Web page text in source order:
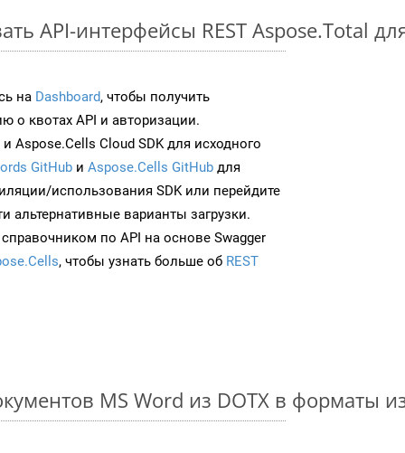
API-интерфейсы REST Aspose.Total
на Dashboard, чтобы получить
о квотах API и авторизации.
Aspose.Cells Cloud SDK для исходного
GitHub и Aspose.Cells GitHub для
использования SDK или перейдите
альтернативные варианты загрузки.
по API на основе Swagger
, чтобы узнать больше об REST
MS Word из DOTX в форматы